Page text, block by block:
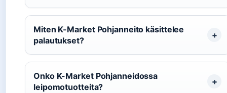
Miten K-Market Pohjanneito käsittelee
palautukset?
Onko K-Market Pohjanneidossa
leipomotuotteita?